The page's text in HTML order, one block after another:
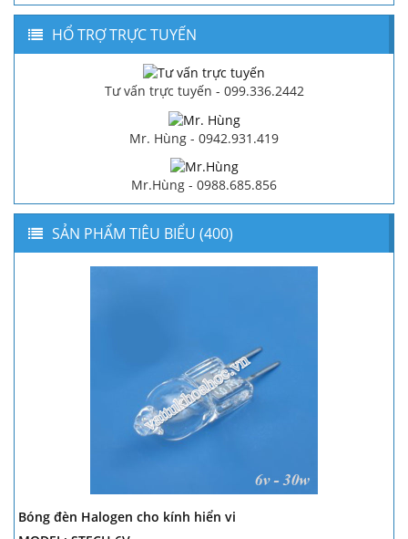
HỔ TRỢ TRỰC TUYẾN
Tư vấn trực tuyến - 099.336.2442
Mr. Hùng - 0942.931.419
Mr.Hùng - 0988.685.856
SẢN PHẨM TIÊU BIỂU (400)
Bóng đèn Halogen cho kính hiển vi